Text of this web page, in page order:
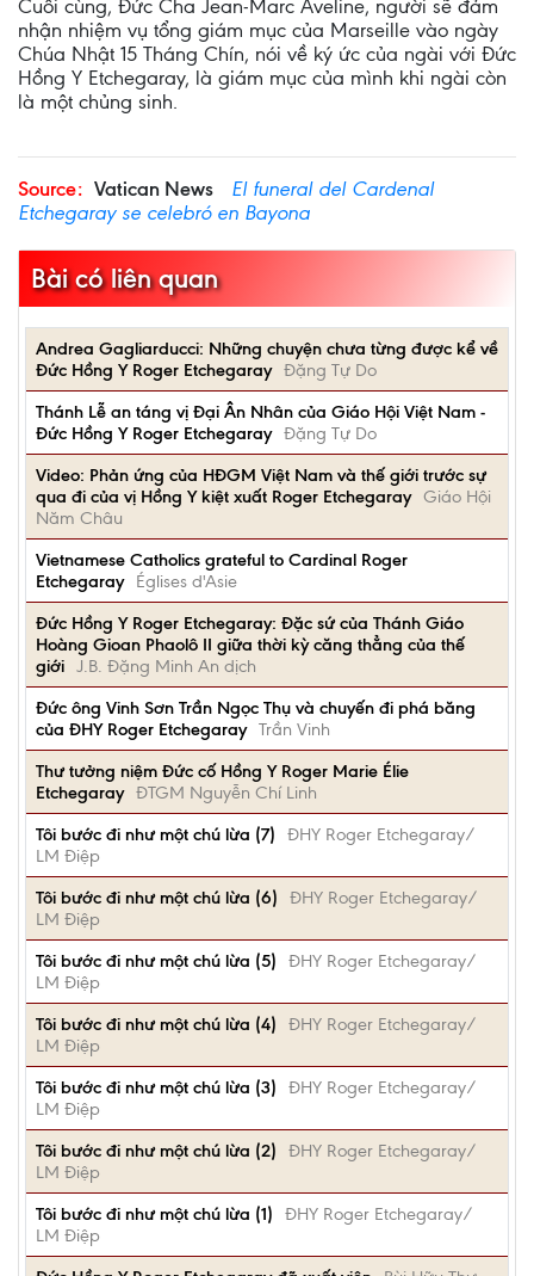
Cuối cùng, Đức Cha Jean-Marc Aveline, người sẽ đảm
nhận nhiệm vụ tổng giám mục của Marseille vào ngày
Chúa Nhật 15 Tháng Chín, nói về ký ức của ngài với Đức
Hồng Y Etchegaray, là giám mục của mình khi ngài còn
là một chủng sinh.
Source: Vatican News
El funeral del Cardenal
Etchegaray se celebró en Bayona
Bài có liên quan
Andrea Gagliarducci: Những chuyện chưa từng được kể về
Đức Hồng Y Roger Etchegaray Đặng Tự Do
Thánh Lễ an táng vị Đại Ân Nhân của Giáo Hội Việt Nam -
Đức Hồng Y Roger Etchegaray Đặng Tự Do
Video: Phản ứng của HĐGM Việt Nam và thế giới trước sự
qua đi của vị Hồng Y kiệt xuất Roger Etchegaray Giáo Hội
Năm Châu
Vietnamese Catholics grateful to Cardinal Roger
Etchegaray
Églises d'Asie
Đức Hồng Y Roger Etchegaray: Đặc sứ của Thánh Giáo
Hoàng Gioan Phaolô II giữa thời kỳ căng thẳng của thế
giới J.B. Đặng Minh An dịch
Đức ông Vinh Sơn Trần Ngọc Thụ và chuyến đi phá băng
của ĐHY Roger Etchegaray Trần Vinh
Thư tưởng niệm Đức cố Hồng Y Roger Marie Élie
Etchegaray ĐTGM Nguyễn Chí Linh
Tôi bước đi như một chú lừa (7)
ĐHY Roger Etchegaray/
LM Điệp
Tôi bước đi như một chú lừa (6)
ĐHY Roger Etchegaray/
LM Điệp
Tôi bước đi như một chú lừa (5)
ĐHY Roger Etchegaray/
LM Điệp
Tôi bước đi như một chú lừa (4)
ĐHY Roger Etchegaray/
LM Điệp
Tôi bước đi như một chú lừa (3)
ĐHY Roger Etchegaray/
LM Điệp
Tôi bước đi như một chú lừa (2)
ĐHY Roger Etchegaray/
LM Điệp
Tôi bước đi như một chú lừa (1)
ĐHY Roger Etchegaray/
LM Điệp